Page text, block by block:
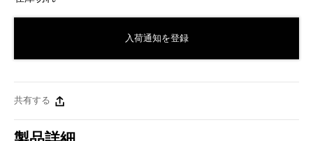
入荷通知を登録
共有する